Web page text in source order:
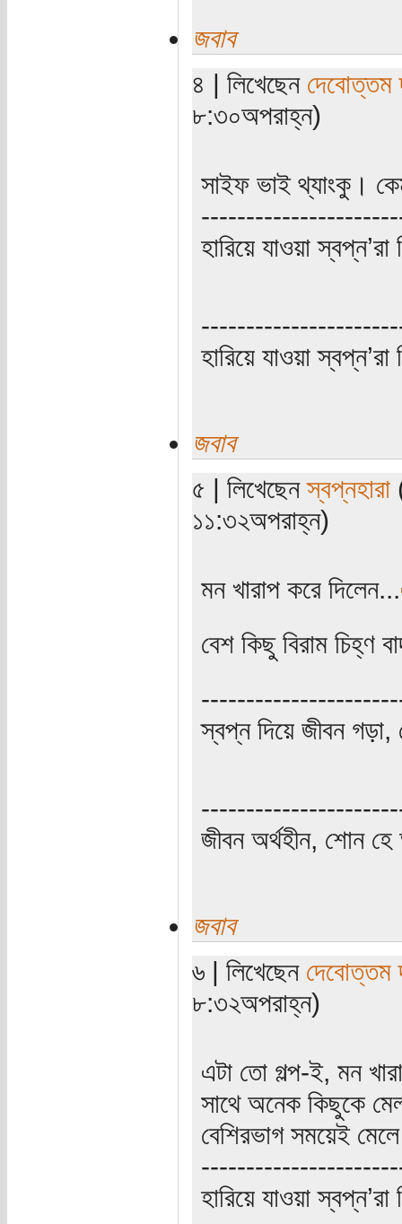
জবাব
৪ | লিখেছেন দেবোত্তম
৮:৩০অপরাহ্ন)
সাইফ ভাই থ্যাংকু।
হারিয়ে যাওয়া
হারিয়ে যাওয়া
জবাব
৫ | লিখেছেনস্বপ্নহারা
১১:৩২অপরাহ্ন)
মন খারাপ করে দিলেন...
বেশ কিছু বিরাম চিহ্ণ
স্বপ্ন দিয়ে জীবন গড়া,
জীবন অর্থহীন, শোন হে
জবাব
৬ | লিখেছেন দেবোত্তম
৮:৩২অপরাহ্ন)
এটা তো গল্প-ই, মন
সাথে অনেক কিছুকে
বেশিরভাগ সময়েই
হারিয়ে যাওয়া